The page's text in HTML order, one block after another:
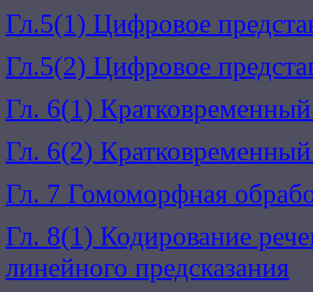
Гл.5(1) Цифровое
Гл.5(2) Цифровое
Гл. 6(1)
Гл. 6(2)
Гл. 7 Гомоморфная
Гл. 8(1) Кодирование
линейного предсказания